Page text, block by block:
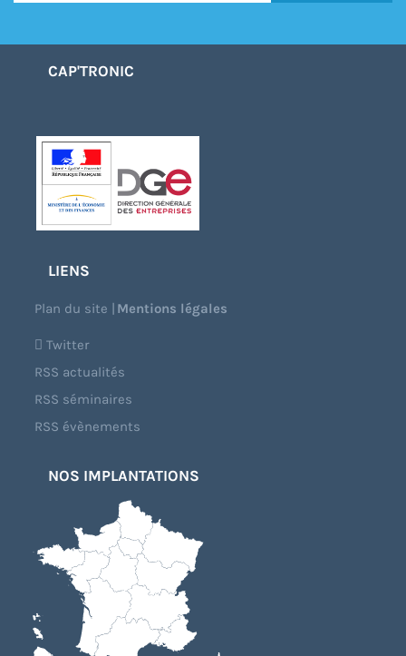
CAP'TRONIC
LIENS
Plan du site |Mentions légales
Twitter
RSS actualités
RSS séminaires
RSS évènements
NOS IMPLANTATIONS